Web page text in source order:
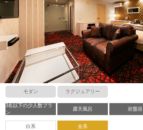
モダン ラグジュアリー
3名以下の少人数プラ
ン
露天風呂 岩盤浴
白系 金系